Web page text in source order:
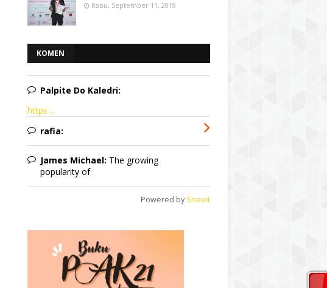
Rabu, September 11, 2019
KOMEN
Palpite Do Kaledri:
https ...
rafia:
James Michael: The growing
popularity of
Powered by Sneeit